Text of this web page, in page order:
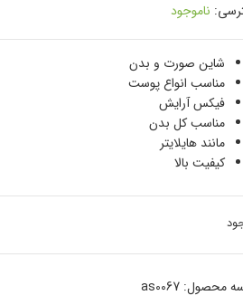
ناموجود
شاین صورت و بدن
مناسب انواع پوست
فیکس آرایش
مناسب کل بدن
مانند هایلایتر
کیفیت بالا
محصول:as0067